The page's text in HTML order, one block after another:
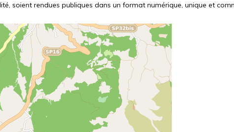
soient rendues publiques dans un format numérique, unique et